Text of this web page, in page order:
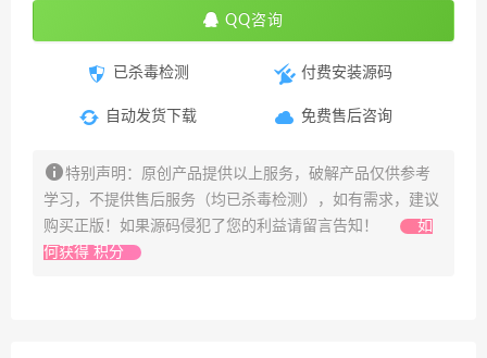
QQ咨询
已杀毒检测
自动发货下载
付费安装源码
免费售后咨询
特别声明：原创产品提供以上服务，破解产品仅供参考
学习，不提供售后服务（均已杀毒检测），如有需求，建议
购买正版！如果源码侵犯了您的利益请留言告知！
如
何获得 积分